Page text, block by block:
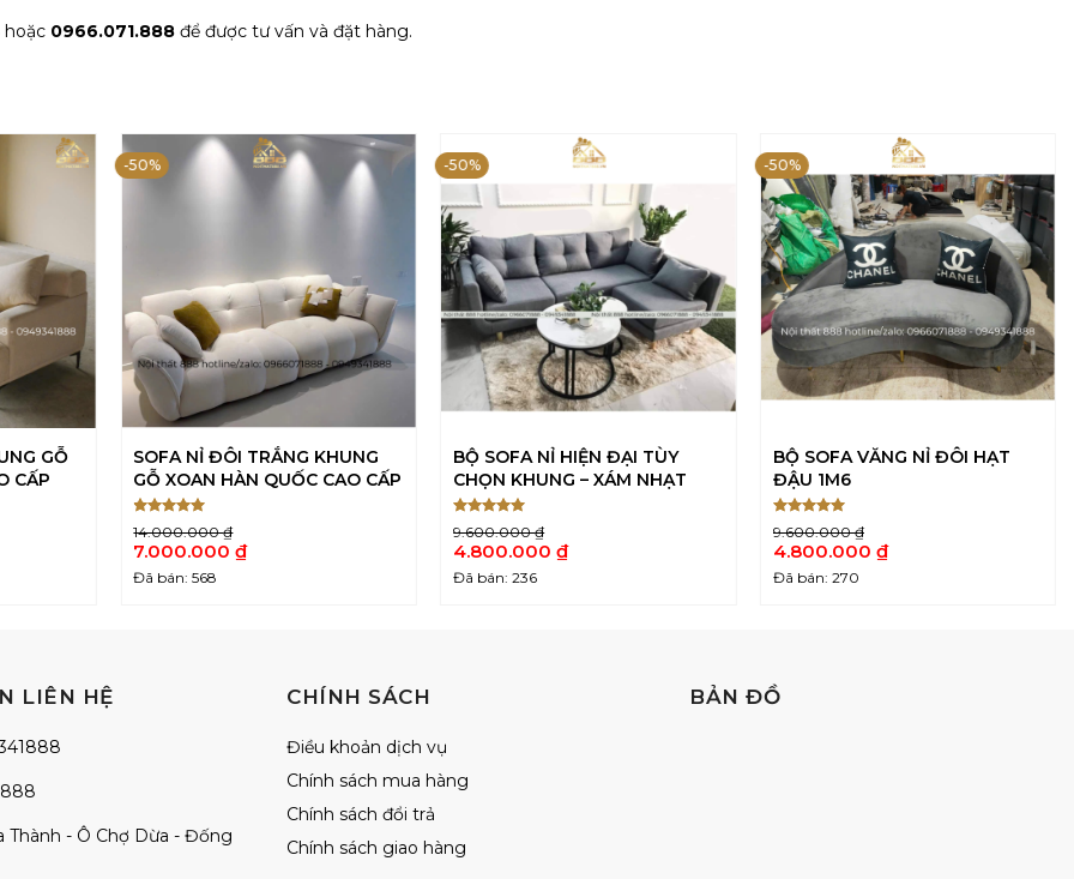
hoặc 0966.071.888 để được tư vấn và đặt hàng.
GỖ
CẤP
-50%
SOFA NỈ ĐÔI TRẮNG KHUNG
GỖ XOAN HÀN QUỐC CAO CẤP
Được xếp
hạng55
sao
14.000.000₫
Giá
gốc
là:
7.000.000₫
Giá
Đã bán: 568
-50%
BỘ SOFA NỈ HIỆN ĐẠI TÙY
CHỌN KHUNG – XÁM NHẠT
Được xếp
hạng55
sao
9.600.000₫
Giá
gốc
là:
4.800.000₫
Giá
Đã bán: 236
-50%
BỘ SOFA VĂNG NỈ ĐÔI HẠT
ĐẬU 1M6
Được xếp
hạng55
sao
9.600.000₫
Giá
gốc
là:
4.800.000 ₫
Giá
Đã bán: 270
LIÊN HỆ
Thành - Ô Chợ Dừa - Đống
CHÍNH SÁCH
Điều khoản dịch vụ
Chính sách mua hàng
Chính sách đổi trả
Chính sách giao hàng
BẢN ĐỒ